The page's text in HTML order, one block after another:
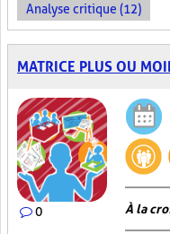
Analyse critique (12)
MATRICE PLUS OU
0 À la